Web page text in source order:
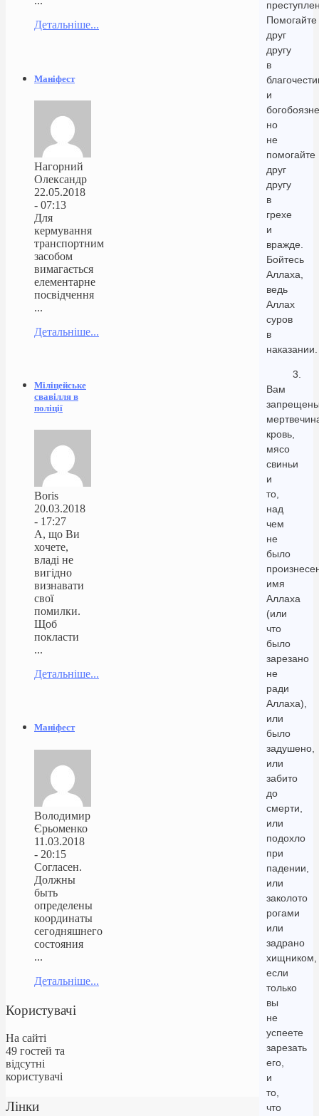
Помогайте
друг
другу
в
и
но
не
помогайте
друг
другу
в
грехе
и
вражде.
Бойтесь
Аллаха,
ведь
Аллах
суров
в
наказании.
3.
Вам
кровь,
мясо
свиньи
и
то,
над
чем
не
было
имя
Аллаха
(или
что
было
зарезано
не
ради
Аллаха),
или
было
задушено,
или
забито
до
смерти,
или
подохло
при
падении,
или
заколото
рогами
или
задрано
хищником,
если
только
вы
не
успеете
зарезать
его,
и
то,
что
Детальніше...
Маніфест
Нагорний
Олександр
22.05.2018
- 07:13
Для
кермування
транспортним
засобом
вимагається
елементарне
посвідчення
...
Детальніше...
Міліцейське
свавілля в
поліції
Boris
20.03.2018
- 17:27
А, що Ви
хочете,
владі не
вигідно
визнавати
свої
помилки.
Щоб
покласти
...
Детальніше...
Маніфест
Володимир
Єрьоменко
11.03.2018
- 20:15
Согласен.
Должны
быть
определены
координаты
сегодняшнего
состояния
...
Детальніше...
Користувачі
На сайті
49 гостей та
відсутні
користувачі
Лінки